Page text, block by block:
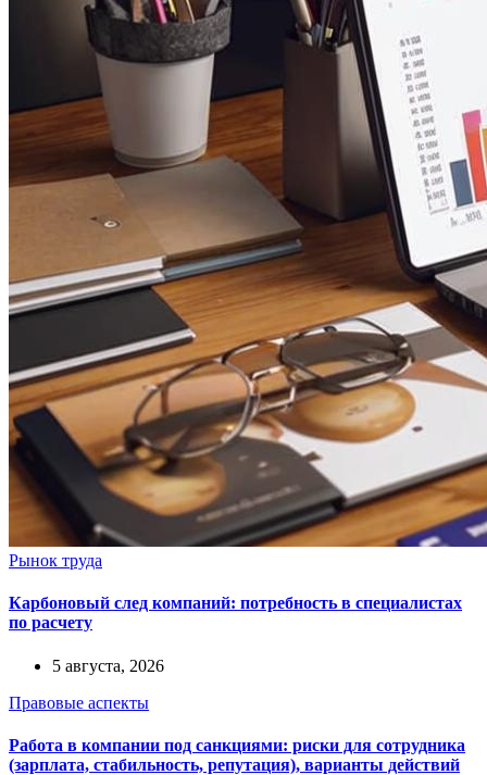
Рынок труда
Карбоновый след компаний: потребность в специалистах
по расчету
5 августа, 2026
Правовые аспекты
Работа в компании под санкциями: риски для сотрудника
(зарплата, стабильность, репутация), варианты действий